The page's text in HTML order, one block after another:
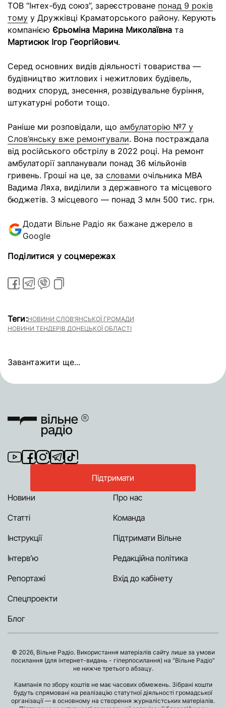
ТОВ “Інтех-буд союз”, зареєстроване понад 9 років
тому у Дружківці Краматорського району. Керують
компанією Єрьоміна Марина Миколаївна та
Мартисюк Ігор Георгійович.
Серед основних видів діяльності товариства —
будівництво житлових і нежитлових будівель,
водних споруд, знесення, розвідувальне буріння,
штукатурні роботи тощо.
Раніше ми розповідали, що амбулаторію №7 у
Слов’янську вже ремонтували. Вона постраждала
від російського обстрілу в 2022 році. На ремонт
амбулаторії запланували понад 36 мільйонів
гривень. Гроші на це, за словами очільника МВА
Вадима Ляха, виділили з державного та місцевого
бюджетів. З місцевого — понад 3 млн 500 тис. грн.
Додати Вільне Радіо як бажане джерело в
Google
Поділитися у соцмережах
Теги:НОВИНИ СЛОВ’ЯНСЬКОЇ ГРОМАДИ
НОВИНИ ТЕНДЕРІВ ДОНЕЦЬКОЇ ОБЛАСТІ
Завантажити ще...
Підтримати
Новини
Статті
Інструкції
Інтерв’ю
Репортажі
Спецпроекти
Блог
Про нас
Команда
Підтримати Вільне
Редакційна політика
Вхід до кабінету
© 2026, Вільне Радіо. Використання матеріалів сайту лише за умови
посилання (для інтернет-видань - гіперпосилання) на "Вільне Радіо"
не нижче третього абзацу.
Кампанія по збору коштів не має часових обмежень. Зібрані кошти
будуть спрямовані на реалізацію статутної діяльності громадської
організації — в основному на створення журналістських матеріалів.